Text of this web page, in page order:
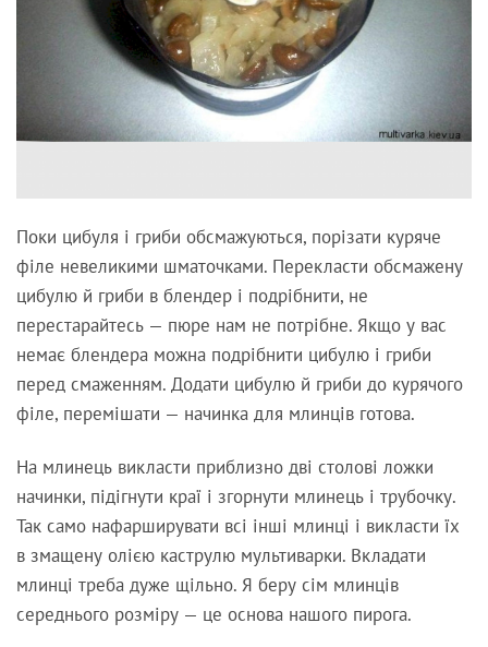
Поки цибуля і гриби обсмажуються, порізати куряче
філе невеликими шматочками. Перекласти обсмажену
цибулю й гриби в блендер і подрібнити, не
перестарайтесь — пюре нам не потрібне. Якщо у вас
немає блендера можна подрібнити цибулю і гриби
перед смаженням. Додати цибулю й гриби до курячого
філе, перемішати — начинка для млинців готова.
На млинець викласти приблизно дві столові ложки
начинки, підігнути краї і згорнути млинець і трубочку.
Так само нафарширувати всі інші млинці і викласти їх
в змащену олією каструлю мультиварки. Вкладати
млинці треба дуже щільно. Я беру сім млинців
середнього розміру — це основа нашого пирога.